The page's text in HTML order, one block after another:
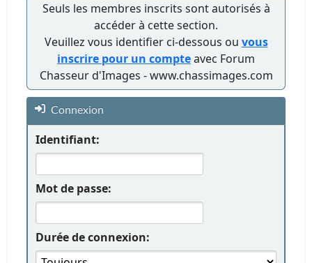
Seuls les membres inscrits sont autorisés à
accéder à cette section.
Veuillez vous identifier ci-dessous ou vous
inscrire pour un compteavec Forum
Chasseur d'Images - www.chassimages.com
Connexion
Identifiant:
Mot de passe:
Durée de connexion: